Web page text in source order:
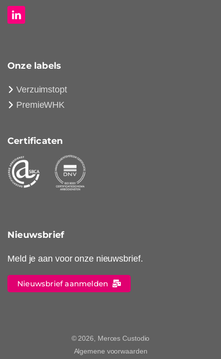
Onze labels
Verzuimstopt
PremieWHK
Certificaten
Nieuwsbrief
Meld je aan voor onze nieuwsbrief.
Nieuwsbrief aanmelden
© 2026, Merces Custodio
Algemene voorwaarden